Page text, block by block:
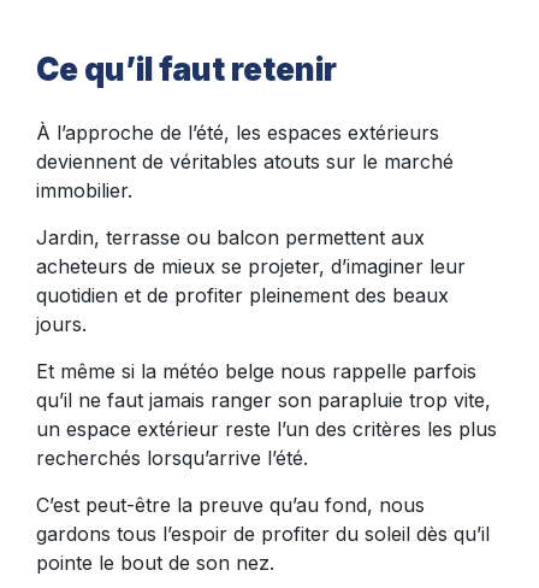
Ce qu’il faut retenir
À l’approche de l’été, les espaces extérieurs
deviennent de véritables atouts sur le marché
immobilier.
Jardin, terrasse ou balcon permettent aux
acheteurs de mieux se projeter, d’imaginer leur
quotidien et de profiter pleinement des beaux
jours.
Et même si la météo belge nous rappelle parfois
qu’il ne faut jamais ranger son parapluie trop vite,
un espace extérieur reste l’un des critères les plus
recherchés lorsqu’arrive l’été.
C’est peut-être la preuve qu’au fond, nous
gardons tous l’espoir de profiter du soleil dès qu’il
pointe le bout de son nez.